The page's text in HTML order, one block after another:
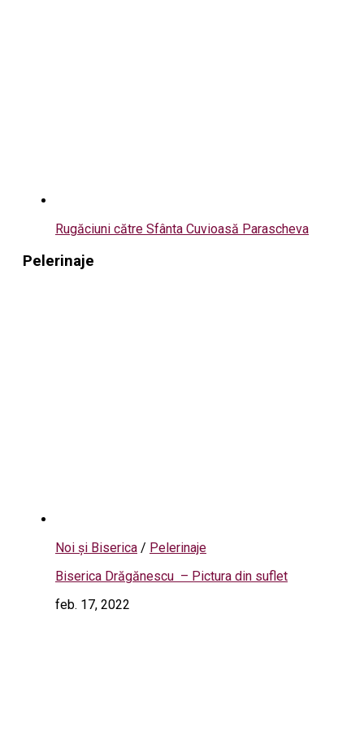
Rugăciuni către Sfânta Cuvioasă Parascheva
Pelerinaje
Noi și Biserica / Pelerinaje
Biserica Drăgănescu – Pictura din suflet
feb. 17, 2022